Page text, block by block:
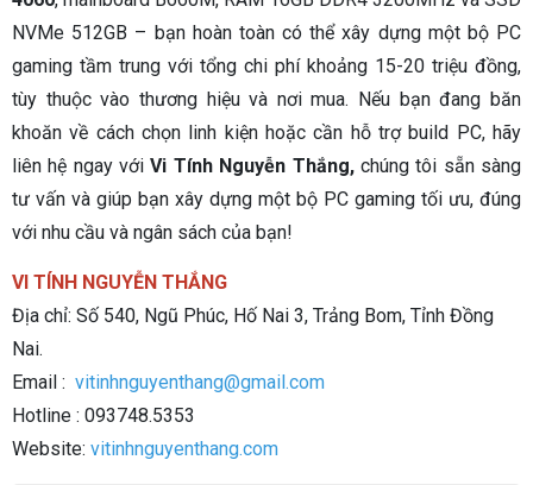
NVMe 512GB – bạn hoàn toàn có thể xây dựng một bộ PC
gaming tầm trung với tổng chi phí khoảng 15-20 triệu đồng,
tùy thuộc vào thương hiệu và nơi mua. Nếu bạn đang băn
khoăn về cách chọn linh kiện hoặc cần hỗ trợ build PC, hãy
liên hệ ngay vớiVi Tính Nguyễn Thắng, chúng tôi sẵn sàng
tư vấn và giúp bạn xây dựng một bộ PC gaming tối ưu, đúng
với nhu cầu và ngân sách của bạn!
VI TÍNH NGUYỄN THẮNG
Địa chỉ: Số 540, Ngũ Phúc, Hố Nai 3, Trảng Bom, Tỉnh Đồng
Nai.
Email : vitinhnguyenthang@gmail.com
Hotline : 093748.5353
Website: vitinhnguyenthang.com